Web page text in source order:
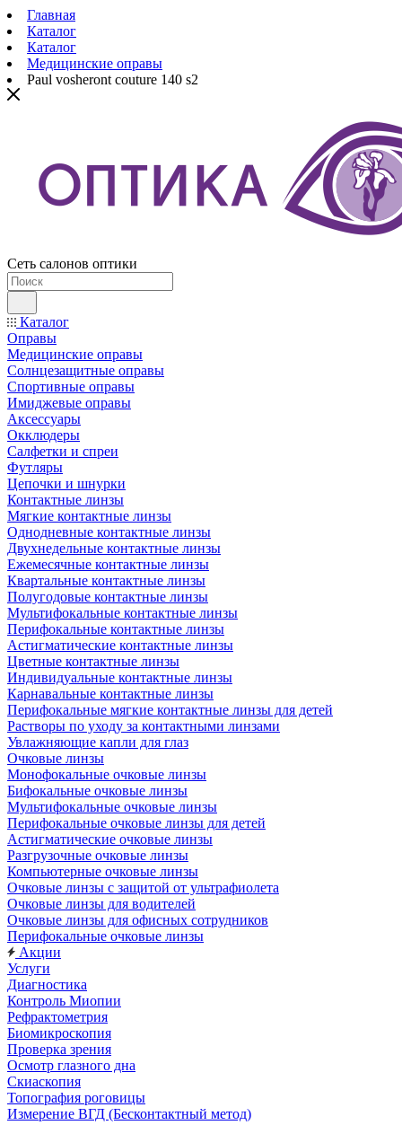
Главная
Каталог
Каталог
Медицинские оправы
Paul vosheront couture 140 s2
Сеть салонов оптики
Каталог
Оправы
Медицинские оправы
Солнцезащитные оправы
Спортивные оправы
Имиджевые оправы
Аксессуары
Окклюдеры
Салфетки и спреи
Футляры
Цепочки и шнурки
Контактные линзы
Мягкие контактные линзы
Однодневные контактные линзы
Двухнедельные контактные линзы
Ежемесячные контактные линзы
Квартальные контактные линзы
Полугодовые контактные линзы
Мультифокальные контактные линзы
Перифокальные контактные линзы
Астигматические контактные линзы
Цветные контактные линзы
Индивидуальные контактные линзы
Карнавальные контактные линзы
Перифокальные мягкие контактные линзы для детей
Растворы по уходу за контактными линзами
Увлажняющие капли для глаз
Очковые линзы
Монофокальные очковые линзы
Бифокальные очковые линзы
Мультифокальные очковые линзы
Перифокальные очковые линзы для детей
Астигматические очковые линзы
Разгрузочные очковые линзы
Компьютерные очковые линзы
Очковые линзы с защитой от ультрафиолета
Очковые линзы для водителей
Очковые линзы для офисных сотрудников
Перифокальные очковые линзы
Акции
Услуги
Диагностика
Контроль Миопии
Рефрактометрия
Биомикроскопия
Проверка зрения
Осмотр глазного дна
Скиаскопия
Топография роговицы
Измерение ВГД (Бесконтактный метод)